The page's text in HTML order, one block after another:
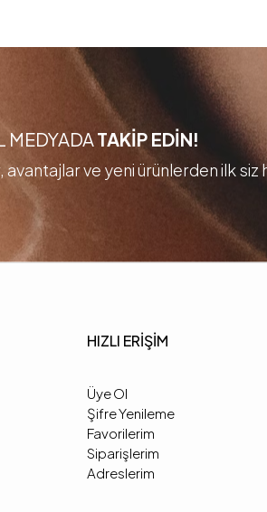
MEDYADATAKİP EDİN!
avantajlar ve yeni ürünlerden ilk
HIZLI ERİŞİM
Üye Ol
Şifre Yenileme
Favorilerim
Siparişlerim
Adreslerim